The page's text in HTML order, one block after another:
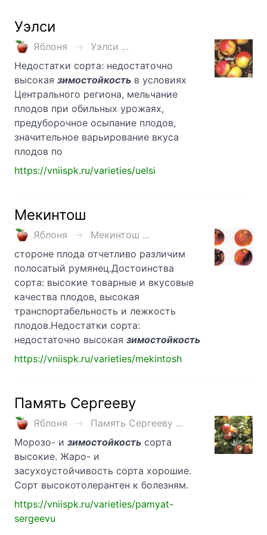
Уэлси
Яблоня
Уэлси ...
Недостатки сорта: недостаточно
высокая зимостойкость в условиях
Центрального региона, мельчание
плодов при обильных урожаях,
предуборочное осыпание плодов,
значительное варьирование вкуса
плодов по
https://vniispk.ru/varieties/uelsi
Мекинтош
Яблоня
Мекинтош ...
стороне плода отчетливо различим
полосатый румянец.Достоинства
сорта: высокие товарные и вкусовые
качества плодов, высокая
транспортабельность и лежкость
плодов.Недостатки сорта:
недостаточно высокая зимостойкость
https://vniispk.ru/varieties/mekintosh
Память Сергееву
Яблоня
Память Сергееву ...
Морозо- и зимостойкость сорта
высокие. Жаро- и
засухоустойчивость сорта хорошие.
Сорт высокотолерантен к болезням.
https://vniispk.ru/varieties/pamyat-
sergeevu